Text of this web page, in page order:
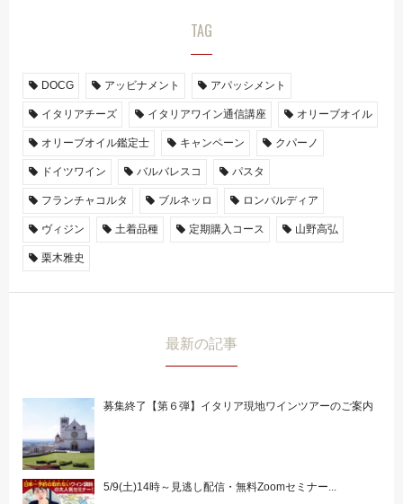
TAG
DOCG アッビナメント アパッシメント
イタリアチーズ イタリアワイン通信講座 オリーブオイル
オリーブオイル鑑定士 キャンペーン クパーノ
ドイツワイン バルバレスコ パスタ
フランチャコルタ ブルネッロ ロンバルディア
ヴィジン 土着品種 定期購入コース 山野高弘
栗木雅史
最新の記事
募集終了【第６弾】イタリア現地ワインツアーのご案内
5/9(土)14時～見逃し配信・無料Zoomセミナー...